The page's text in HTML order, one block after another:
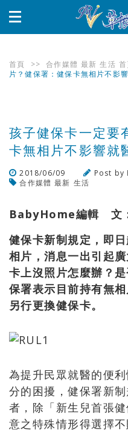
首頁 >> 合作媒體 最新 生活
片？健保署：健保卡無相片不影
孩子健保卡一定要
卡無相片不影響就
2018/06/09 Post by
合作媒體 最新 生活
BabyHome編輯 文
健保卡新制規定，即
相片，消息一出引起
卡上沒照片怎麼辦？
保署表示目前持有無
另行更換健保卡。
為提升民眾就醫的便
分的困擾，健保署新
者，除「新生兒首張
意之特殊情形得選擇